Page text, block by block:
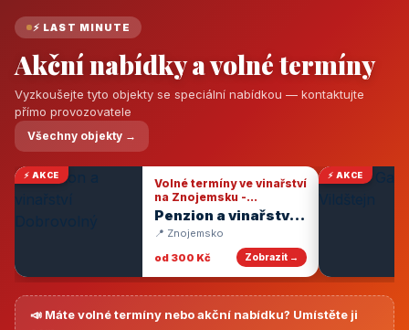
⚡ LAST MINUTE
Akční nabídky a volné termíny
Vyzkoušejte tyto objekty se speciální nabídkou — kontaktujte
přímo provozovatele
Všechny objekty →
⚡ AKCE
Volné termíny ve vinařství
na Znojemsku -
degustace vín
Penzion a vinařství
Dobrovolný
📍 Znojemsko
od 300 Kč
Zobrazit →
⚡ AKCE
📣 Máte volné termíny nebo akční nabídku? Umístěte ji